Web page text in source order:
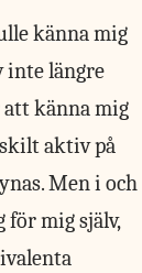
känna mig
inte längre
att känna mig
aktiv på
Men i och
för mig själv,